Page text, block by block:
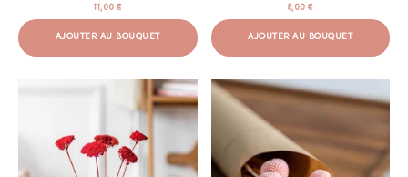
AJOUTER AU BOUQUET AJOUTER AU BOUQUET
11,00 €
AJOUTER AU BOUQUET
8,00 €
AJOUTER AU BOUQUET